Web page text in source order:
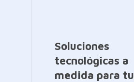
Soluciones
tecnológicas a
medida para tu